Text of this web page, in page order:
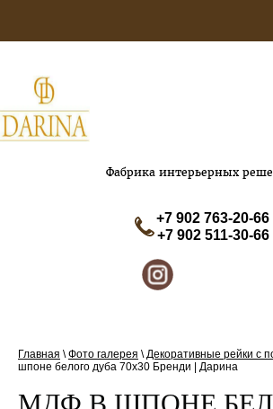
Фабрика интерьерных
+7 902 763-20-66
+7 902 511-30-66
Главная \Фото галерея \Декоративные рейки с
шпоне белого дуба 70х30 Бренди | Дарина